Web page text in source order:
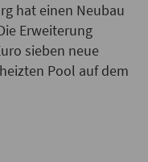
hat einen Neubau
Erweiterung
sieben neue
Pool auf dem